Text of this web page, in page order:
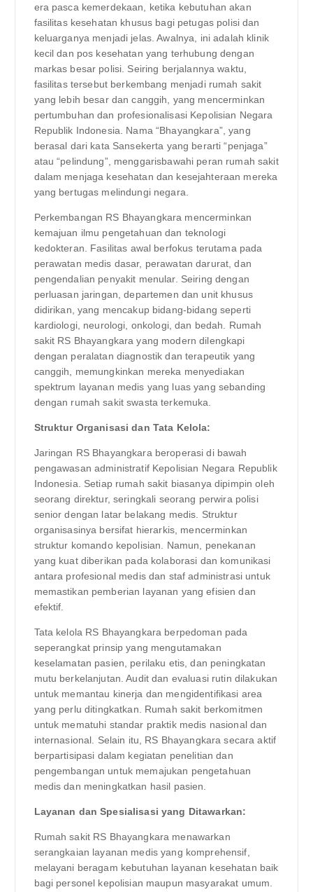
era pasca kemerdekaan, ketika kebutuhan akan
fasilitas kesehatan khusus bagi petugas polisi dan
keluarganya menjadi jelas. Awalnya, ini adalah klinik
kecil dan pos kesehatan yang terhubung dengan
markas besar polisi. Seiring berjalannya waktu,
fasilitas tersebut berkembang menjadi rumah sakit
yang lebih besar dan canggih, yang mencerminkan
pertumbuhan dan profesionalisasi Kepolisian Negara
Republik Indonesia. Nama “Bhayangkara”, yang
berasal dari kata Sansekerta yang berarti “penjaga”
atau “pelindung”, menggarisbawahi peran rumah sakit
dalam menjaga kesehatan dan kesejahteraan mereka
yang bertugas melindungi negara.
Perkembangan RS Bhayangkara mencerminkan
kemajuan ilmu pengetahuan dan teknologi
kedokteran. Fasilitas awal berfokus terutama pada
perawatan medis dasar, perawatan darurat, dan
pengendalian penyakit menular. Seiring dengan
perluasan jaringan, departemen dan unit khusus
didirikan, yang mencakup bidang-bidang seperti
kardiologi, neurologi, onkologi, dan bedah. Rumah
sakit RS Bhayangkara yang modern dilengkapi
dengan peralatan diagnostik dan terapeutik yang
canggih, memungkinkan mereka menyediakan
spektrum layanan medis yang luas yang sebanding
dengan rumah sakit swasta terkemuka.
Struktur Organisasi dan Tata Kelola:
Jaringan RS Bhayangkara beroperasi di bawah
pengawasan administratif Kepolisian Negara Republik
Indonesia. Setiap rumah sakit biasanya dipimpin oleh
seorang direktur, seringkali seorang perwira polisi
senior dengan latar belakang medis. Struktur
organisasinya bersifat hierarkis, mencerminkan
struktur komando kepolisian. Namun, penekanan
yang kuat diberikan pada kolaborasi dan komunikasi
antara profesional medis dan staf administrasi untuk
memastikan pemberian layanan yang efisien dan
efektif.
Tata kelola RS Bhayangkara berpedoman pada
seperangkat prinsip yang mengutamakan
keselamatan pasien, perilaku etis, dan peningkatan
mutu berkelanjutan. Audit dan evaluasi rutin dilakukan
untuk memantau kinerja dan mengidentifikasi area
yang perlu ditingkatkan. Rumah sakit berkomitmen
untuk mematuhi standar praktik medis nasional dan
internasional. Selain itu, RS Bhayangkara secara aktif
berpartisipasi dalam kegiatan penelitian dan
pengembangan untuk memajukan pengetahuan
medis dan meningkatkan hasil pasien.
Layanan dan Spesialisasi yang Ditawarkan:
Rumah sakit RS Bhayangkara menawarkan
serangkaian layanan medis yang komprehensif,
melayani beragam kebutuhan layanan kesehatan baik
bagi personel kepolisian maupun masyarakat umum.